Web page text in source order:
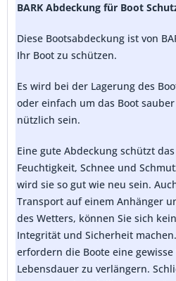
BARK Abdeckung für Boot
Diese Bootsabdeckung ist von
Ihr Boot zu schützen.
Es wird bei der Lagerung des
oder einfach um das Boot
nützlich sein.
Eine gute Abdeckung schützt
Feuchtigkeit, Schnee und
wird sie so gut wie neu sein.
Transport auf einem Anhänger
des Wetters, können Sie sich
Integrität und Sicherheit
erfordern die Boote eine
Lebensdauer zu verlängern.